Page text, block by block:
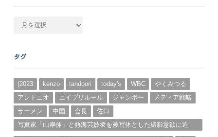
カ
ブ
タグ
(2023 kenzo tandoori today's WBC
やくみつる
アントニオ
エイプリルール ジャンボー
メディア戦略
ラーメン
中国 会長
佐口
写真家「山岸伸」と熱海芸妓衆を被写体とした撮影意欲に迫